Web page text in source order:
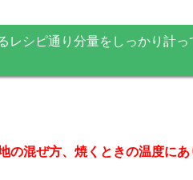
レシピ通り分量をしっかり計っ
の混ぜ方、焼くときの温度にあ